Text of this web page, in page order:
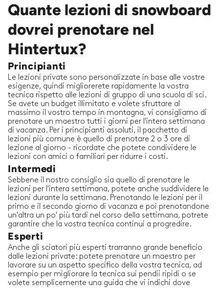
Quante lezioni di snowboard
dovrei prenotare nel
Hintertux?
Principianti
Le lezioni private sono personalizzate in base alle vostre
esigenze, quindi migliorerete rapidamente la vostra
tecnica rispetto alle lezioni di gruppo di una scuola di sci.
Se avete un budget illimitato e volete sfruttare al
massimo il vostro tempo in montagna, vi consigliamo di
prenotare un maestro tutti i giorni per l'intera settimana
di vacanza. Per i principianti assoluti, il pacchetto di
lezioni più comune è quello di prenotare 2 o 3 ore di
lezione al giorno - ricordate che potete condividere le
lezioni con amici o familiari per ridurre i costi.
Intermedi
Sebbene il nostro consiglio sia quello di prenotare le
lezioni per l'intera settimana, potete anche suddividere le
lezioni durante la settimana. Prenotando le lezioni per il
primo e il secondo giorno di vacanza e poi prenotandone
un'altra un po' più tardi nel corso della settimana, potrete
garantire che la vostra tecnica continui a progredire.
Esperti
Anche gli sciatori più esperti trarranno grande beneficio
dalle lezioni private: potete prenotare un maestro per
lavorare su un aspetto specifico della vostra tecnica, ad
esempio per migliorare la tecnica sui pendii ripidi o se
volete semplicemente una guida che vi indichi dove